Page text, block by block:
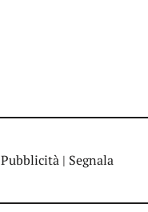
Pubblicità | Segnala